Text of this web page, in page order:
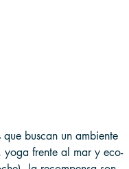
buscan un ambiente
yoga frente al mar y eco-